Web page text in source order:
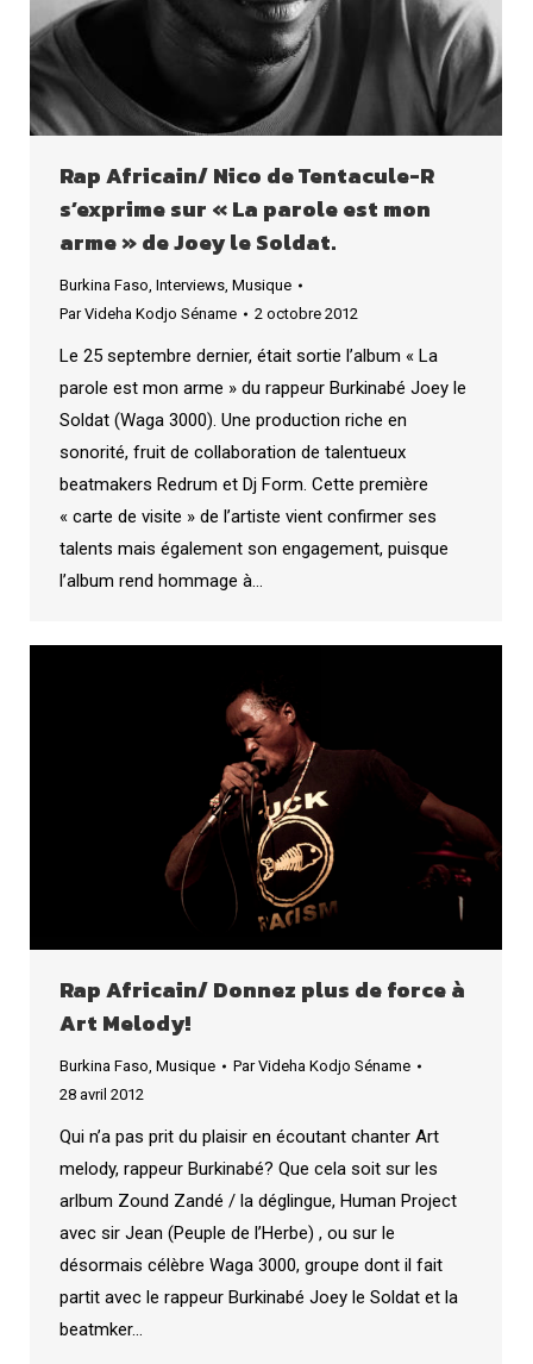
Rap Africain/ Nico de Tentacule-R
s’exprime sur « La parole est mon
arme » de Joey le Soldat.
Burkina Faso, Interviews, Musique
ParVideha Kodjo Séname 2 octobre 2012
Le 25 septembre dernier, était sortie l’album « La
parole est mon arme » du rappeur Burkinabé Joey le
Soldat (Waga 3000). Une production riche en
sonorité, fruit de collaboration de talentueux
beatmakers Redrum et Dj Form. Cette première
« carte de visite » de l’artiste vient confirmer ses
talents mais également son engagement, puisque
l’album rend hommage à…
Rap Africain/ Donnez plus de force à
Art Melody!
Burkina Faso Musique ParVideha Kodjo Séname
28 avril 2012
Qui n’a pas prit du plaisir en écoutant chanter Art
melody, rappeur Burkinabé? Que cela soit sur les
arlbum Zound Zandé / la déglingue, Human Project
avec sir Jean (Peuple de l’Herbe) , ou sur le
désormais célèbre Waga 3000, groupe dont il fait
partit avec le rappeur Burkinabé Joey le Soldat et la
beatmker…